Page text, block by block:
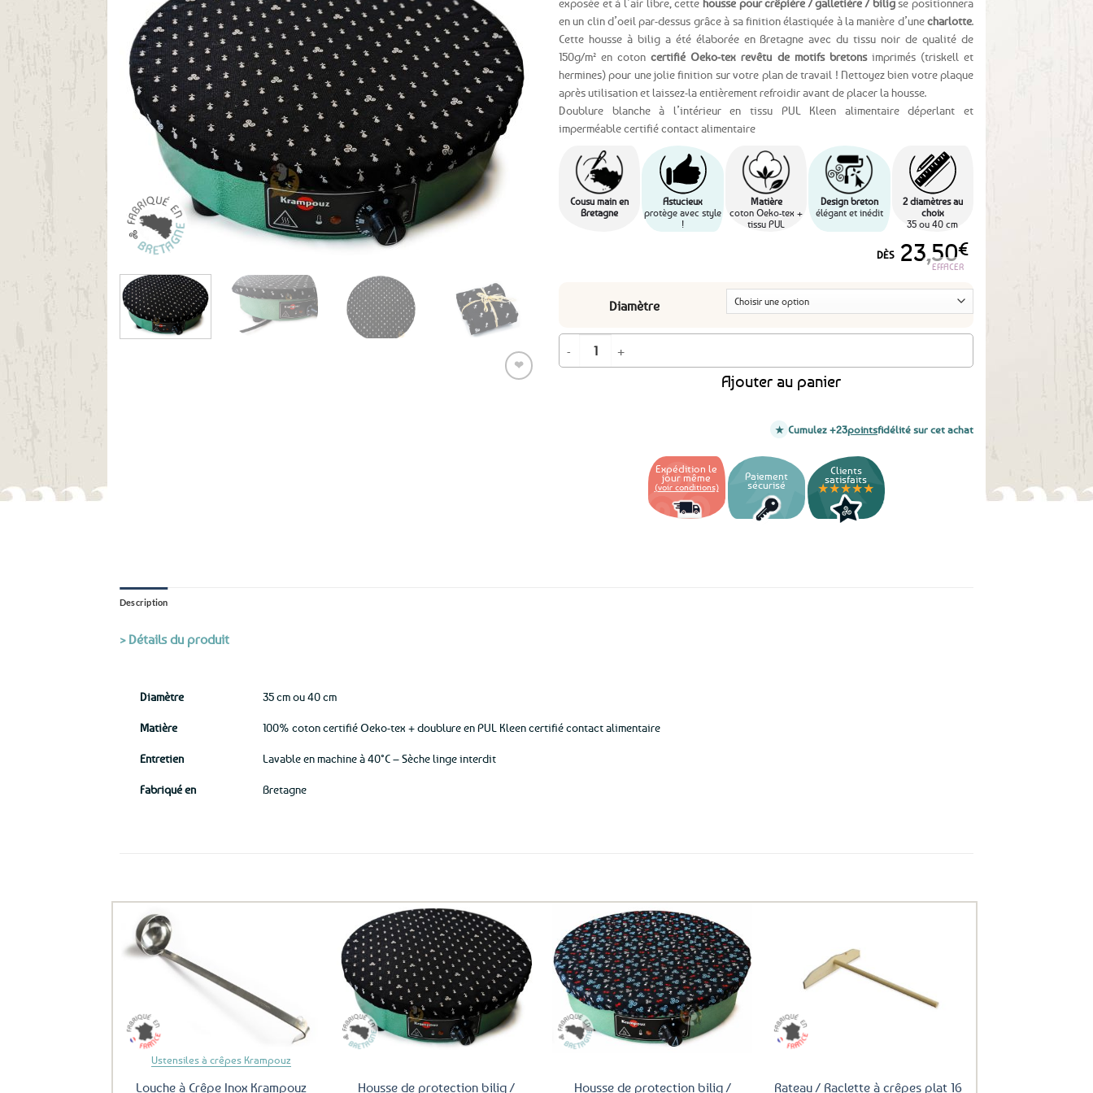
Ajouter
aux
favoris
❤
exposée et à l’air libre, cette housse pour crêpière / galletière / biligse positionnera
en un clin d’oeil par-dessus grâce à sa finition élastiquée à la manière d’unecharlotte.
Cette housse à bilig a été élaborée en Bretagne avec du tissu noir de qualité de
150g/m² en cotoncertifié Oeko-tex revêtu de motifs bretonsimprimés (triskell et
hermines) pour une jolie finition sur votre plan de travail ! Nettoyez bien votre plaque
après utilisation et laissez-la entièrement refroidir avant de placer la housse.
Doublure blanche à l’intérieur en tissu PUL Kleen alimentaire déperlant et
imperméable certifié contact alimentaire
Cousu main en
Bretagne
Astucieux
protège avec style
!
Matière
coton Oeko-tex +
tissu PUL
Design breton
élégant et inédit
2 diamètres au
choix
35 ou 40 cm
DÈS 23,50€
Diamètre
EFFACER
quantité de Housse de protection bilig / charlotte crêpière – triskells hermines
Ajouter au panier
Cumulez +23pointsfidélité sur cet achat
Expédition le
jour même
(voir conditions)
Paiement
sécurisé
Clients
satisfaits
★★★★★
Description
> Détails du produit
Diamètre 35 cm ou 40 cm
Matière 100% coton certifié Oeko-tex + doublure en PUL Kleen certifié contact alimentaire
Entretien Lavable en machine à 40°C – Sèche linge interdit
Fabriqué en Bretagne
Ustensiles à crêpes Krampouz
Louche à Crêpe Inox Krampouz
Ajouter
aux
favoris
Housse de protection bilig /
Ajouter
aux
favoris
Housse de protection bilig / Rateau / Raclette à crêpes plat 16